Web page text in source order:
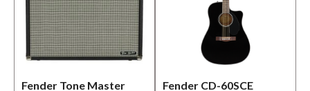
Fender Tone Master
Fender CD-60SCE